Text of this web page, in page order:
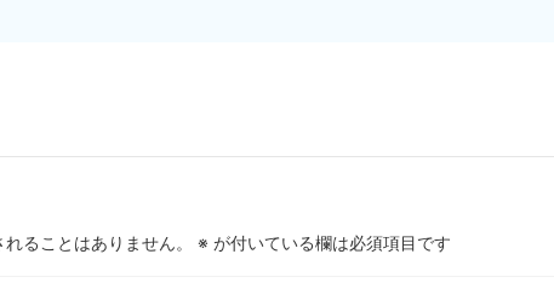
ることはありません。 ※ が付いている欄は必須項目です